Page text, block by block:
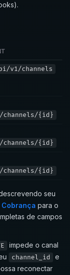
v1/channels
channels/{id}
channels/{id}
channels/{id}
seu
para o
de campos
impede o canal
channel_id
e
reconectar